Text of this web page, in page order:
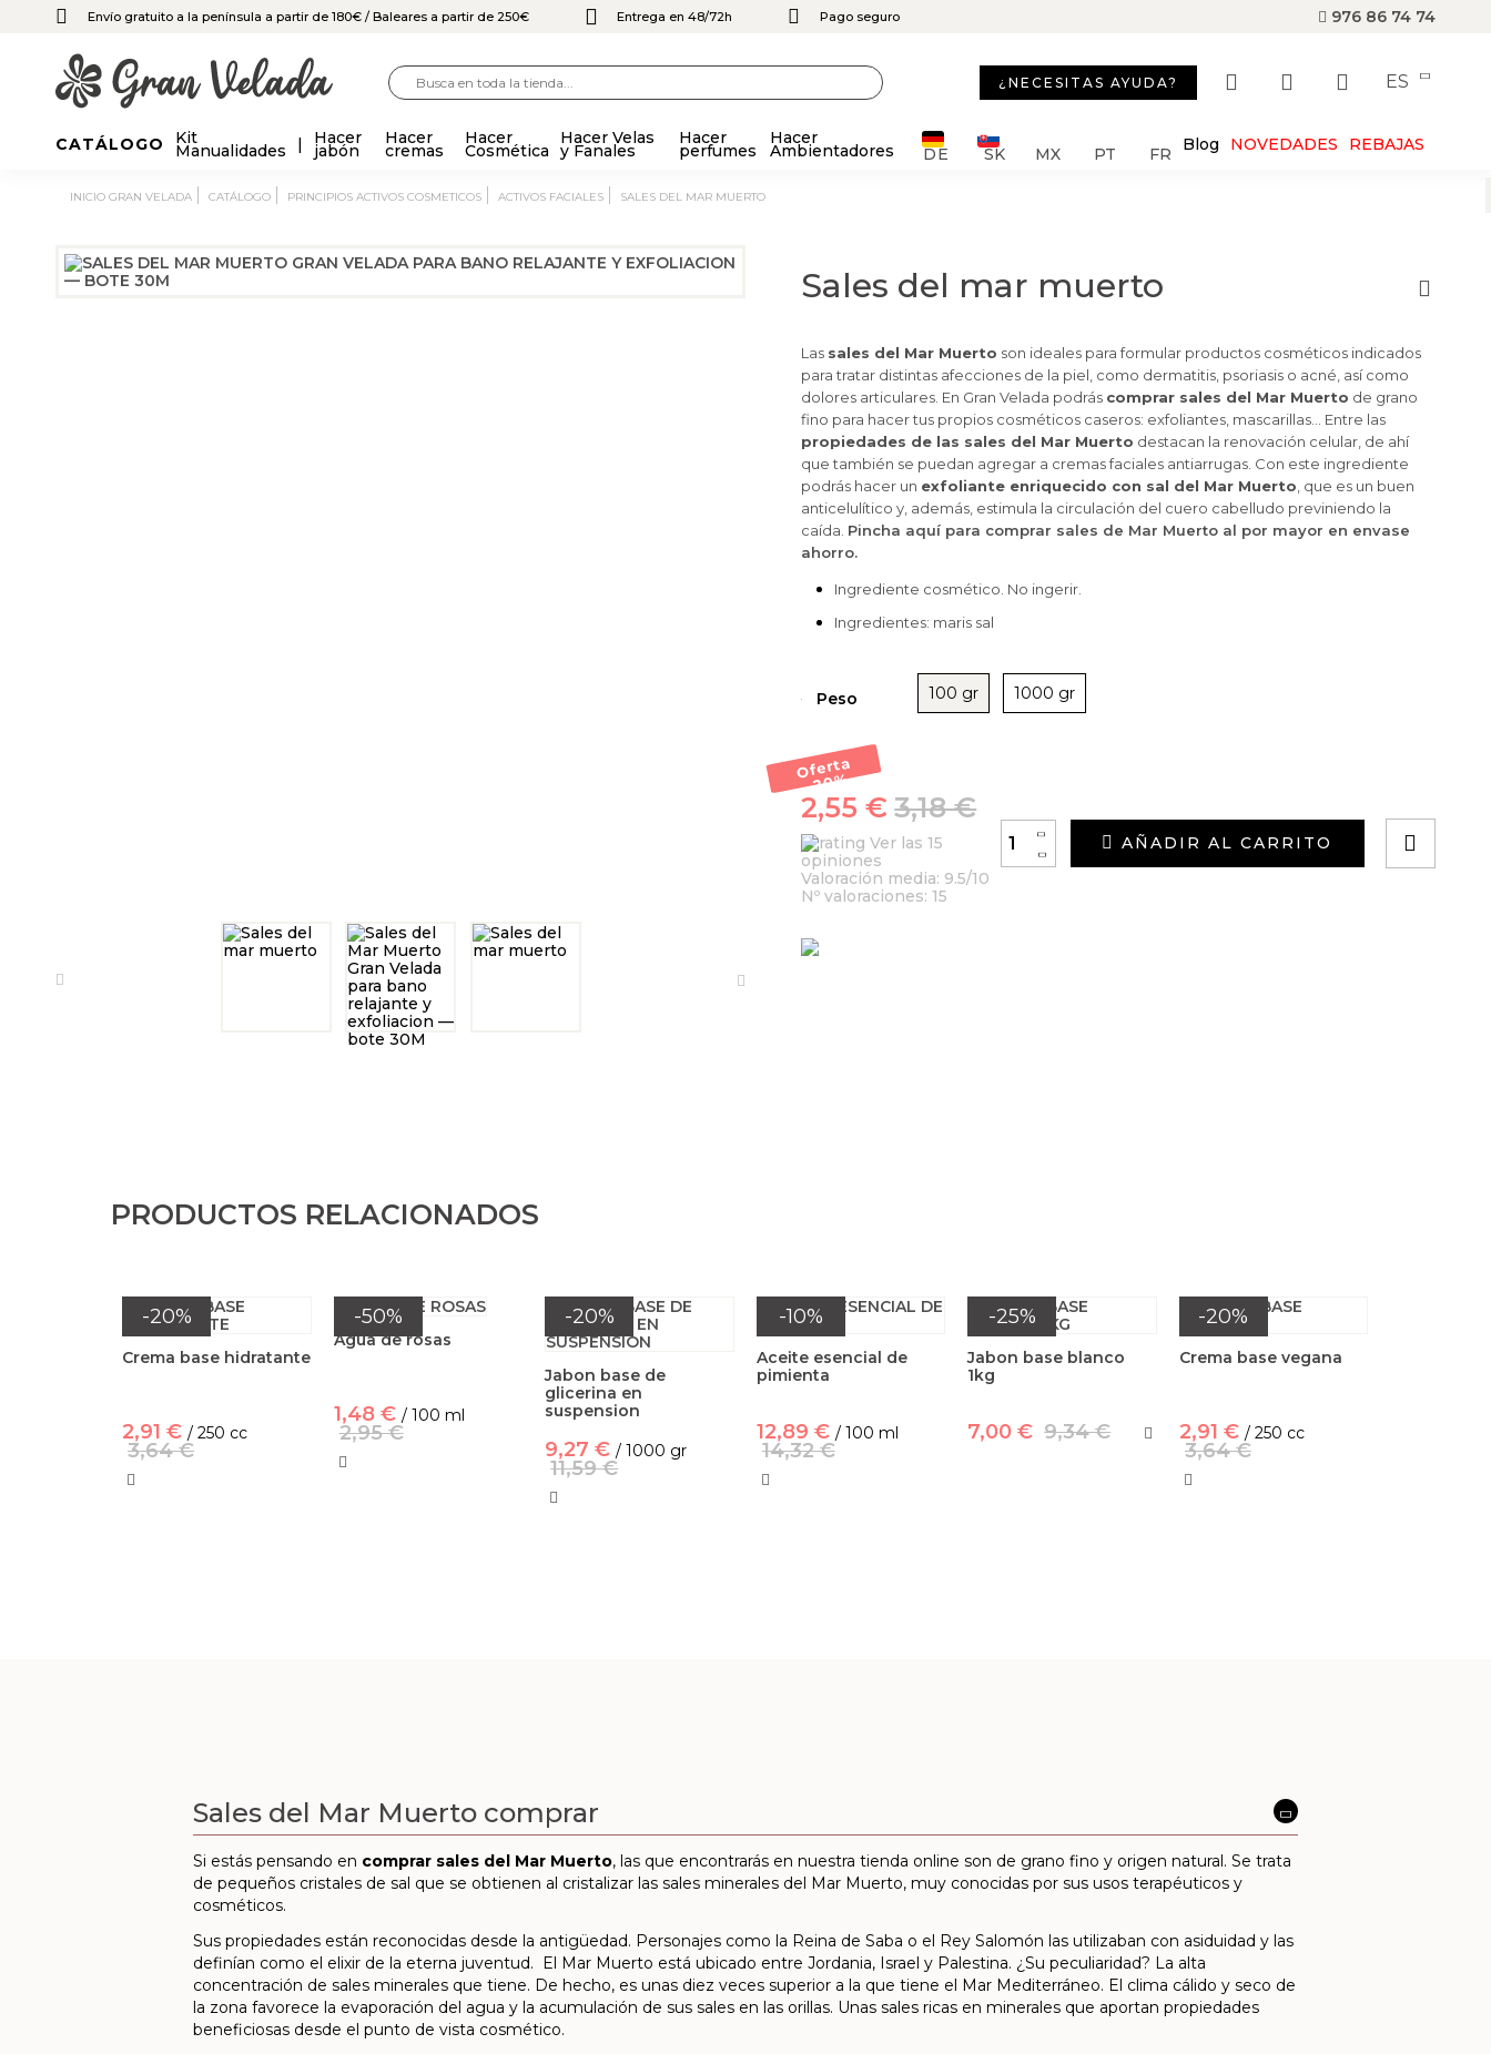
Envío gratuito a la península a partir de 180€ / Baleares a partir de 250€ Entrega en 48/72h Pago seguro 976 86 74 74
¿NECESITAS AYUDA? ES
CATÁLOGO Kit
Manualidades
Hacer
jabón
Hacer
cremas
Hacer
Cosmética
Hacer Velas
y Fanales
Hacer
perfumes
Hacer
Ambientadores DE SK MX PT FR Blog NOVEDADES REBAJAS
INICIO GRAN VELADA CATÁLOGO PRINCIPIOS ACTIVOS COSMETICOS ACTIVOS FACIALES SALES DEL MAR MUERTO
Sales del mar muerto
Las sales del Mar Muerto son ideales para formular productos cosméticos indicados
para tratar distintas afecciones de la piel, como dermatitis, psoriasis o acné, así como
dolores articulares. En Gran Velada podrás comprar sales del Mar Muerto de grano
fino para hacer tus propios cosméticos caseros: exfoliantes, mascarillas… Entre las
propiedades de las sales del Mar Muerto destacan la renovación celular, de ahí
que también se puedan agregar a cremas faciales antiarrugas. Con este ingrediente
podrás hacer un exfoliante enriquecido con sal del Mar Muerto , que es un buen
anticelulítico y, además, estimula la circulación del cuero cabelludo previniendo la
caída. Pincha aquí para comprar sales de Mar Muerto al por mayor en envase
ahorro.
Ingrediente cosmético. No ingerir.
Ingredientes: maris sal
Peso 100 gr 1000 gr
Oferta
-20
%
3,18 €
2,55 €
Ver las 15
opiniones
Valoración media: 9.5/10
Nº valoraciones: 15
-
+
AÑADIR AL CARRITO
PRODUCTOS RELACIONADOS
-20%
Crema base hidratante
2,91 € / 250 cc
3,64 €
-50%
Agua de rosas
1,48 € / 100 ml
2,95 €
-20%
Jabon base de
glicerina en
suspension
9,27 € / 1000 gr
11,59 €
-10%
Aceite esencial de
pimienta
12,89 € / 100 ml
14,32 €
-25%
Jabon base blanco
1kg
7,00 € 9,34 €
-20%
Crema base vegana
2,91 € / 250 cc
3,64 €
Sales del Mar Muerto comprar
Si estás pensando en comprar sales del Mar Muerto, las que encontrarás en nuestra tienda online son de grano fino y origen natural. Se trata
de pequeños cristales de sal que se obtienen al cristalizar las sales minerales del Mar Muerto, muy conocidas por sus usos terapéuticos y
cosméticos.
Sus propiedades están reconocidas desde la antigüedad. Personajes como la Reina de Saba o el Rey Salomón las utilizaban con asiduidad y las
definían como el elixir de la eterna juventud. El Mar Muerto está ubicado entre Jordania, Israel y Palestina. ¿Su peculiaridad? La alta
concentración de sales minerales que tiene. De hecho, es unas diez veces superior a la que tiene el Mar Mediterráneo. El clima cálido y seco de
la zona favorece la evaporación del agua y la acumulación de sus sales en las orillas. Unas sales ricas en minerales que aportan propiedades
beneficiosas desde el punto de vista cosmético.